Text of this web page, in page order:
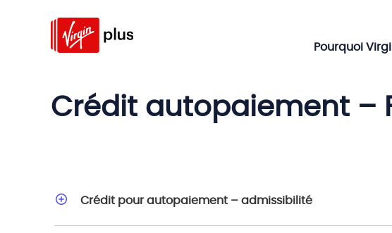
Pourquoi
Crédit autopaiement –
Crédit pour autopaiement – admissibilité